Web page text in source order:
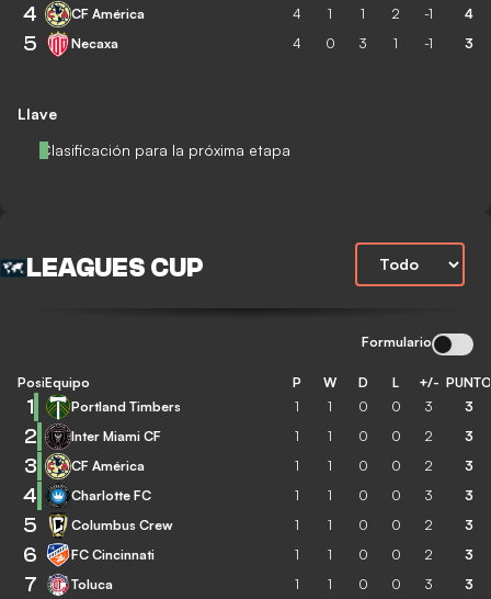
Llave
Clasificación para la próxima etapa
4 CF América 4 1 1 2 -1 4
5 Necaxa 4 0 3 1 -1 3
LEAGUES CUP
Formulario
Posición
Equipo P W D L +/-
1 Portland Timbers 1 1 0 0 3 3
2 Inter Miami CF 1 1 0 0 2 3
3 CF América 1 1 0 0 2 3
4 Charlotte FC 1 1 0 0 3 3
5 Columbus Crew 1 1 0 0 2 3
6 FC Cincinnati 1 1 0 0 2 3
7 Toluca 1 1 0 0 3 3